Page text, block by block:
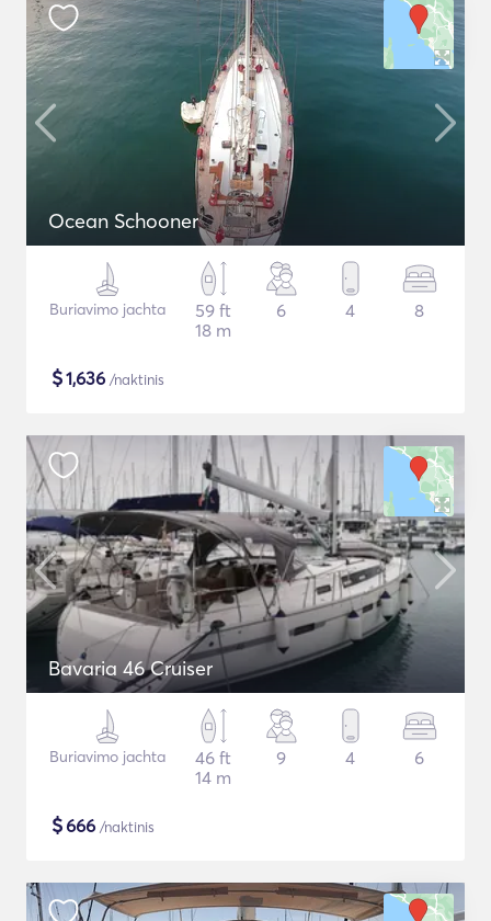
Ocean Schooner
Buriavimo jachta
59 ft
18 m
6 4 8
$1,636 /naktinis
Bavaria 46 Cruiser
Buriavimo jachta
46 ft
14 m
9 4 6
$666 /naktinis